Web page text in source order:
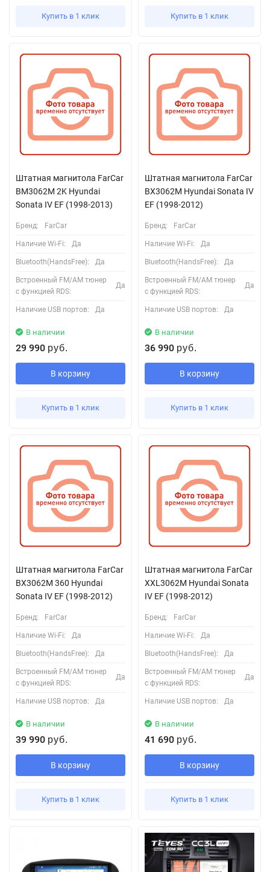
Купить в 1 клик Купить в 1 клик
Штатная магнитола FarCar
BM3062M 2K Hyundai
Sonata IV EF (1998-2013)
Бренд: FarCar
Наличие Wi-Fi: Да
Bluetooth(HandsFree): Да
Встроенный FM/AM тюнер
с функцией RDS:
Да
Наличие USB портов: Да
В наличии
29 990 руб.
В корзину
Купить в 1 клик
Штатная магнитола FarCar
BX3062M Hyundai Sonata IV
EF (1998-2012)
Бренд: FarCar
Наличие Wi-Fi: Да
Bluetooth(HandsFree): Да
Встроенный FM/AM тюнер
с функцией RDS:
Да
Наличие USB портов: Да
В наличии
36 990 руб.
В корзину
Купить в 1 клик
Штатная магнитола FarCar
BX3062M 360 Hyundai
Sonata IV EF (1998-2012)
Бренд: FarCar
Наличие Wi-Fi: Да
Bluetooth(HandsFree): Да
Встроенный FM/AM тюнер
с функцией RDS:
Да
Наличие USB портов: Да
В наличии
39 990 руб.
В корзину
Купить в 1 клик
Штатная магнитола FarCar
XXL3062M Hyundai Sonata
IV EF (1998-2012)
Бренд: FarCar
Наличие Wi-Fi: Да
Bluetooth(HandsFree): Да
Встроенный FM/AM тюнер
с функцией RDS:
Да
Наличие USB портов: Да
В наличии
41 690 руб.
В корзину
Купить в 1 клик